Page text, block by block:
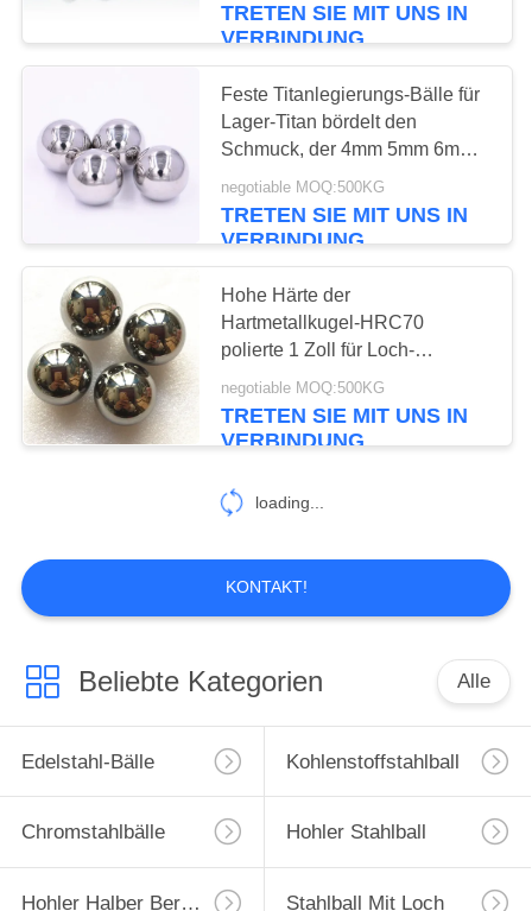
TRETEN SIE MIT UNS IN
VERBINDUNG
Feste Titanlegierungs-Bälle für
Lager-Titan bördelt den
Schmuck, der 4mm 5mm 6mm
8mm macht
negotiable MOQ:500KG
TRETEN SIE MIT UNS IN
VERBINDUNG
Hohe Härte der
Hartmetallkugel-HRC70
polierte 1 Zoll für Loch-
Verdrängung
negotiable MOQ:500KG
TRETEN SIE MIT UNS IN
VERBINDUNG
loading...
KONTAKT!
Beliebte Kategorien Alle
Edelstahl-Bälle Kohlenstoffstahlball
Chromstahlbälle Hohler Stahlball
Hohler Halber Bereich Stahlball Mit Loch